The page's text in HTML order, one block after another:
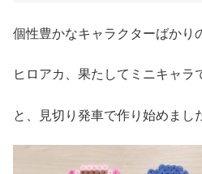
個性豊かなキャラクターばかり
ヒロアカ、果たしてミニキャラ
と、見切り発車で作り始めまし